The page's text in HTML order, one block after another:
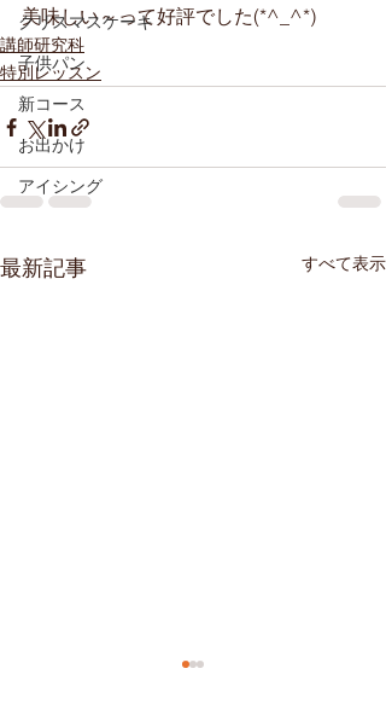
クリスマスケーキ
子供パン
新コース
お出かけ
アイシング
美味しい～って好評でした(*^_^*)
講師研究科
特別レッスン
最新記事 すべて表示